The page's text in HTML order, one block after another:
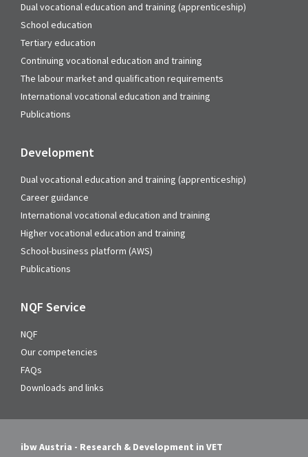
Dual vocational education and training (apprenticeship)
School education
Tertiary education
Continuing vocational education and training
The labour market and qualification requirements
International vocational education and training
Publications
Development
Dual vocational education and training (apprenticeship)
Career guidance
International vocational education and training
Higher vocational education and training
School-business platform (AWS)
Publications
NQF Service
NQF
Our competencies
FAQs
Downloads and links
ibw Austria - Research & Development in VET